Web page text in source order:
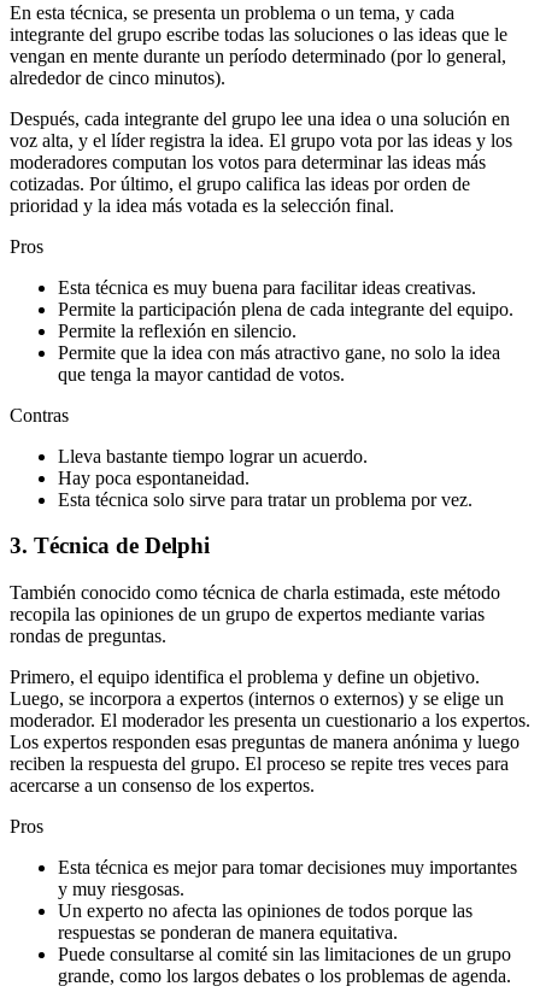
En esta técnica, se presenta un problema o un tema, y cada
integrante del grupo escribe todas las soluciones o las ideas que le
vengan en mente durante un período determinado (por lo general,
alrededor de cinco minutos).
Después, cada integrante del grupo lee una idea o una solución en
voz alta, y el líder registra la idea. El grupo vota por las ideas y los
moderadores computan los votos para determinar las ideas más
cotizadas. Por último, el grupo califica las ideas por orden de
prioridad y la idea más votada es la selección final.
Pros
Esta técnica es muy buena para facilitar ideas creativas.
Permite la participación plena de cada integrante del equipo.
Permite la reflexión en silencio.
Permite que la idea con más atractivo gane, no solo la idea
que tenga la mayor cantidad de votos.
Contras
Lleva bastante tiempo lograr un acuerdo.
Hay poca espontaneidad.
Esta técnica solo sirve para tratar un problema por vez.
3. Técnica de Delphi
También conocido como técnica de charla estimada, este método
recopila las opiniones de un grupo de expertos mediante varias
rondas de preguntas.
Primero, el equipo identifica el problema y define un objetivo.
Luego, se incorpora a expertos (internos o externos) y se elige un
moderador. El moderador les presenta un cuestionario a los expertos.
Los expertos responden esas preguntas de manera anónima y luego
reciben la respuesta del grupo. El proceso se repite tres veces para
acercarse a un consenso de los expertos.
Pros
Esta técnica es mejor para tomar decisiones muy importantes
y muy riesgosas.
Un experto no afecta las opiniones de todos porque las
respuestas se ponderan de manera equitativa.
Puede consultarse al comité sin las limitaciones de un grupo
grande, como los largos debates o los problemas de agenda.